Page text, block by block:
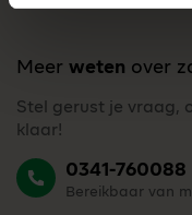
Meer weten over
Stel gerust je vraag,
klaar!
0341-760088
Bereikbaar van